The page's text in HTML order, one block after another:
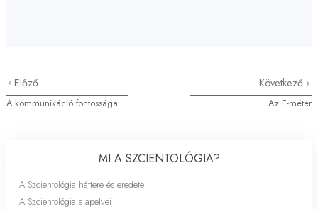
Előző
A kommunikáció fontossága
Következő
Az E-méter
MI A SZCIENTOLÓGIA?
A Szcientológia háttere és eredete
A Szcientológia alapelvei